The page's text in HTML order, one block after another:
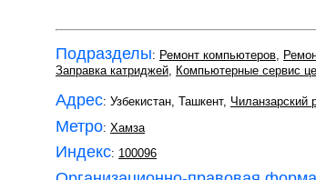
Подразделы: Ремонт компьютеров,
Заправка катриджей, Компьютерные сервис
Адрес: Узбекистан, Ташкент, Чиланзарский
Метро: Хамза
Индекс: 100096